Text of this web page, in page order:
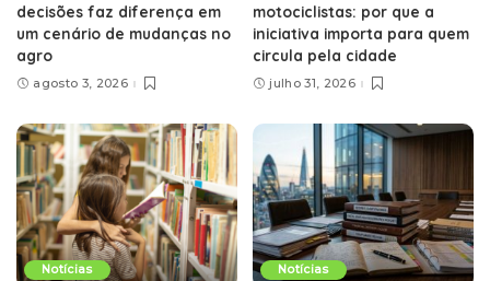
decisões faz diferença em
um cenário de mudanças no
agro
agosto 3, 2026
motociclistas: por que a
iniciativa importa para quem
circula pela cidade
julho 31, 2026
Notícias Notícias